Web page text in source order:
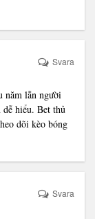
năm lẫn người
hiểu. Bet thủ
dõi kèo bóng
Svara
Svara